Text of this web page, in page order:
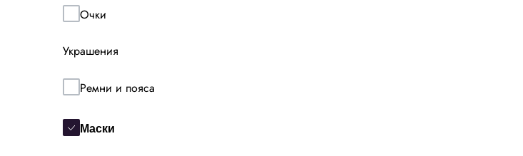
Очки
Украшения
Ремни и пояса
Маски